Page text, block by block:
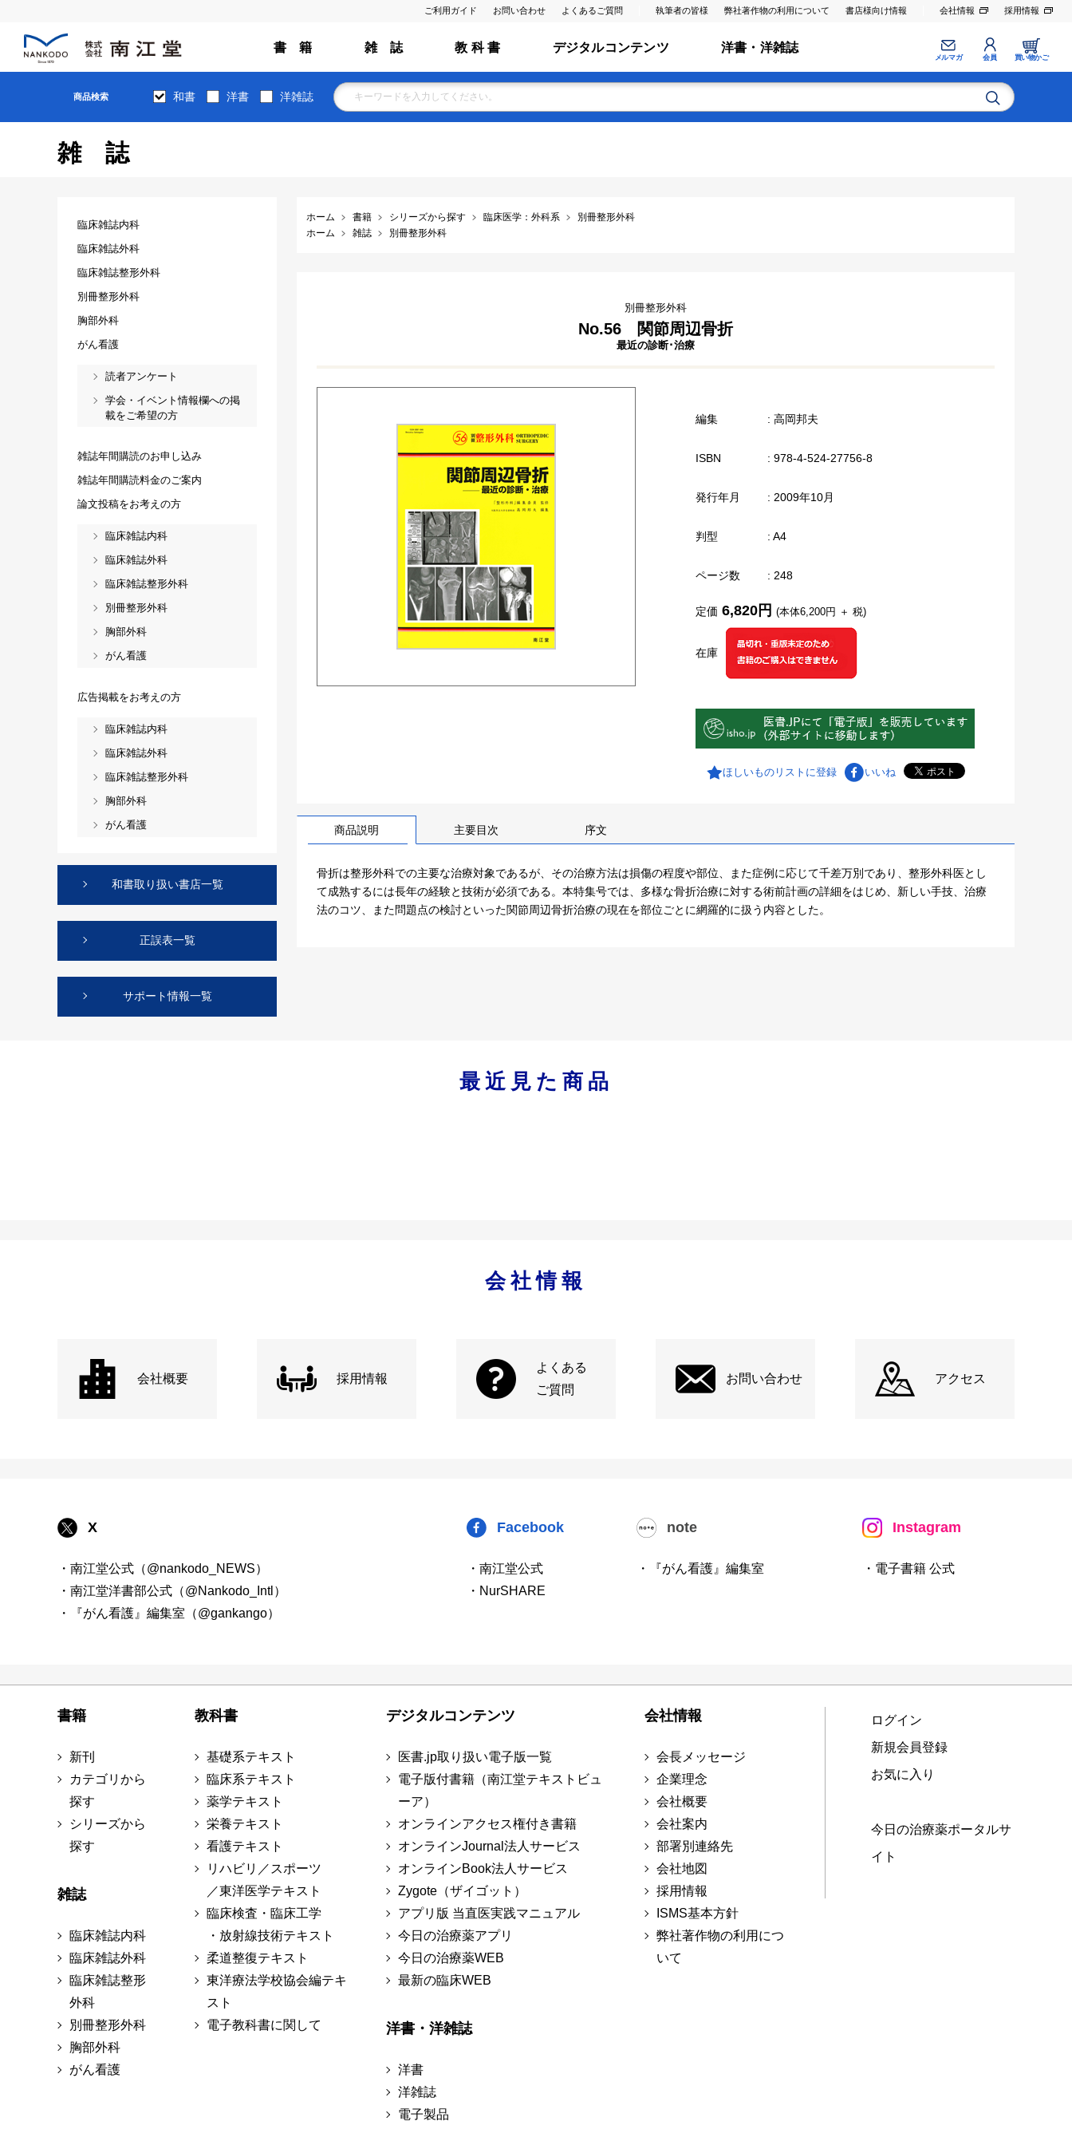
ご利用ガイド お問い合わせ よくあるご質問 執筆者の皆様 弊社著作物の利用について 書店様向け情報 会社情報 採用情報
書 籍 雑 誌 教 科 書 デジタルコンテンツ 洋書・洋雑誌
メルマガ 会員 買い物かご
商品検索 和書 洋書 洋雑誌
雑誌
ホーム 書籍 シリーズから探す 臨床医学：外科系
別冊整形外科
ホーム
雑誌 別冊整形外科
別冊整形外科
No.56 関節周辺骨折
最近の診断･治療
編集 : 高岡邦夫
ISBN : 978-4-524-27756-8
発行年月 : 2009年10月
判型 : A4
ページ数 : 248
在庫
定価 6,820円 (本体6,200円 ＋ 税)
ほしいものリストに登録 いいね
商品説明 主要目次 序文
骨折は整形外科での主要な治療対象であるが、その治療方法は損傷の程度や部位、また症例に応じて千差万別であり、整形外科医とし
て成熟するには長年の経験と技術が必須である。本特集号では、多様な骨折治療に対する術前計画の詳細をはじめ、新しい手技、治療
法のコツ、また問題点の検討といった関節周辺骨折治療の現在を部位ごとに網羅的に扱う内容とした。
臨床雑誌内科
臨床雑誌外科
臨床雑誌整形外科
別冊整形外科
胸部外科
がん看護
読者アンケート
学会・イベント情報欄への掲
載をご希望の方
雑誌年間購読のお申し込み
雑誌年間購読料金のご案内
論文投稿をお考えの方
臨床雑誌内科
臨床雑誌外科
臨床雑誌整形外科
別冊整形外科
胸部外科
がん看護
広告掲載をお考えの方
臨床雑誌内科
臨床雑誌外科
臨床雑誌整形外科
胸部外科
がん看護
和書取り扱い書店一覧
正誤表一覧
サポート情報一覧
最近見た商品
会社情報
会社概要 採用情報
よくある
ご質問
お問い合わせ アクセス
X
・南江堂公式（@nankodo_NEWS）
・南江堂洋書部公式（@Nankodo_Intl）
・『がん看護』編集室（@gankango）
Facebook
・南江堂公式
・NurSHARE
note
・『がん看護』編集室
Instagram
・電子書籍 公式
書籍
新刊
カテゴリから
探す
シリーズから
探す
雑誌
臨床雑誌内科
臨床雑誌外科
臨床雑誌整形
外科
別冊整形外科
胸部外科
がん看護
教科書
基礎系テキスト
臨床系テキスト
薬学テキスト
栄養テキスト
看護テキスト
リハビリ／スポーツ
／東洋医学テキスト
臨床検査・臨床工学
・放射線技術テキスト
柔道整復テキスト
東洋療法学校協会編テキ
スト
電子教科書に関して
デジタルコンテンツ
医書.jp取り扱い電子版一覧
電子版付書籍（南江堂テキストビュ
ーア）
オンラインアクセス権付き書籍
オンラインJournal法人サービス
オンラインBook法人サービス
Zygote（ザイゴット）
アプリ版 当直医実践マニュアル
今日の治療薬アプリ
今日の治療薬WEB
最新の臨床WEB
洋書・洋雑誌
洋書
洋雑誌
電子製品
会社情報
会長メッセージ
企業理念
会社概要
会社案内
部署別連絡先
会社地図
採用情報
ISMS基本方針
弊社著作物の利用につ
いて
ログイン
新規会員登録
お気に入り
今日の治療薬ポータルサ
イト